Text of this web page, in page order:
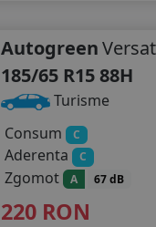
Autogreen
185/65 R15 88H
Turisme
Consum
C
Aderenta C
Zgomot A 67 dB
220 RON